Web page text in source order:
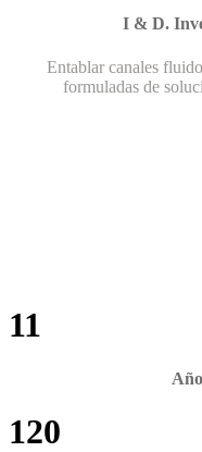
I & D.
Entablar canales
formuladas de
11
120